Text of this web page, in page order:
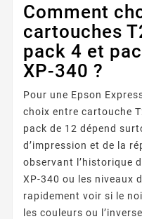
Comment
cartouches
pack 4 et
XP-340 ?
Pour une Epson
choix entre cartouche
pack de 12 dépend
d’impression et de la
observant l’historique
XP-340 ou les niveaux
rapidement voir si le
les couleurs ou